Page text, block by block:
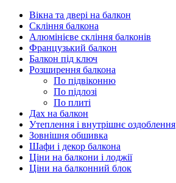
Вікна та двері на балкон
Скління балкона
Алюмінієве скління балконів
Французький балкон
Балкон під ключ
Розширення балкона
По підвіконню
По підлозі
По плиті
Дах на балкон
Утеплення і внутрішнє оздоблення
Зовнішня обшивка
Шафи і декор балкона
Ціни на балкони і лоджії
Ціни на балконний блок